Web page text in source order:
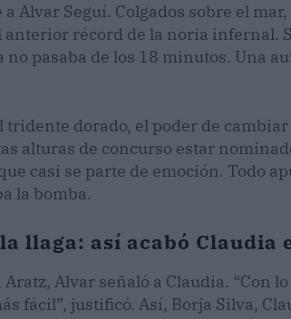
Alvar Seguí. Colgados sobre el
récord de la noria infernal.
no pasaba de los 18 minutos. Una
tridente dorado, el poder de
alturas de concurso estar
casi se parte de emoción. Todo
la bomba.
llaga: así acabó Claudia
Alvar señaló a Claudia. “Con
fácil”, justificó. Así, Borja Silva,